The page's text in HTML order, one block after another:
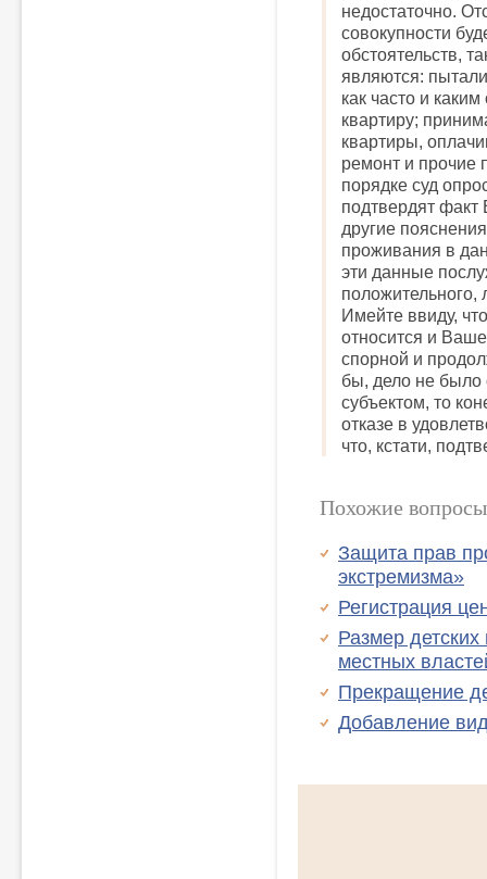
недостаточно.
совокупности
обстоятельств,
являются:
как часто и
квартиру;
квартиры,
ремонт и прочие
порядке суд
подтвердят факт
другие
проживания в
эти данные
положительного,
Имейте ввиду,
относится и
спорной и
бы, дело не было
субъектом, то
отказе в
что, кстати,
Похожие вопросы
Защита прав
экстремизма»
Регистрация
Размер
местных
Прекращение
Добавление